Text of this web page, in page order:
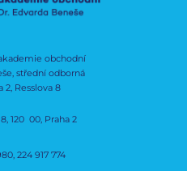
obchodní
střední odborná
2, Resslova 8
120 00, Praha 2
, 224 917 774